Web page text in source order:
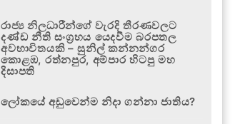
රාජ්‍ය නිලධාරීන්ගේ වැරදි තීරණවලට
දණ්ඩ නීති සංග්‍රහය යෙදවීම බරපතල
අවභාවිතයකි – සුනිල් කන්නන්ගර
කොළඹ, රත්නපුර, අම්පාර හිටපු මහ
දිසාපති
ලෝකයේ අඩුවෙන්ම නිදා ගන්නා ජාතිය?